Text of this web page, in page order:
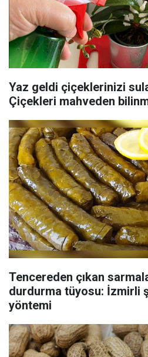
Yaz geldi çiçeklerinizi
Çiçekleri mahveden
Tencereden çıkan
durdurma tüyosu: İzmirli
yöntemi